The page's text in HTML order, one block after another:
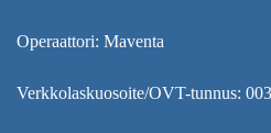
Operaattori: Maventa
Verkkolaskuosoite/OVT-tunnus: